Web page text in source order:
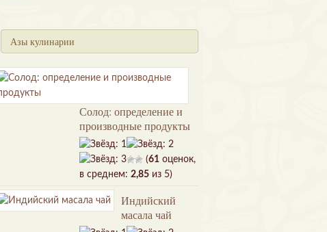
Азы кулинарии
Солод: определение и
производные продукты
(61 оценок,
в среднем: 2,85 из 5)
Индийский
масала чай